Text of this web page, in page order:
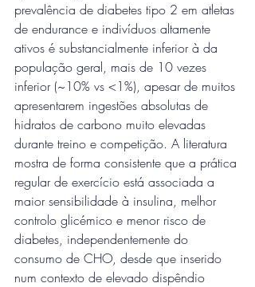
prevalência de diabetes tipo 2 em atletas
de endurance e indivíduos altamente
ativos é substancialmente inferior à da
população geral, mais de 10 vezes
inferior (~10% vs <1%), apesar de muitos
apresentarem ingestões absolutas de
hidratos de carbono muito elevadas
durante treino e competição. A literatura
mostra de forma consistente que a prática
regular de exercício está associada a
maior sensibilidade à insulina, melhor
controlo glicémico e menor risco de
diabetes, independentemente do
consumo de CHO, desde que inserido
num contexto de elevado dispêndio